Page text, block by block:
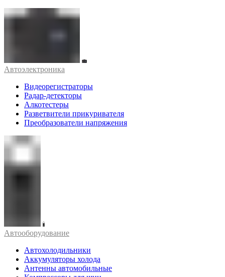
Автоэлектроника
Видеорегистраторы
Радар-детекторы
Алкотестеры
Разветвители прикуривателя
Преобразователи напряжения
Автооборудование
Автохолодильники
Аккумуляторы холода
Антенны автомобильные